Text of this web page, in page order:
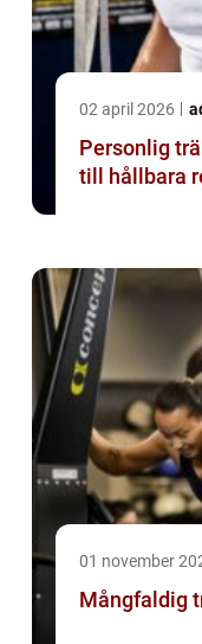
02 april 2026
Personlig
till hållbara
01 november
Mångfaldig